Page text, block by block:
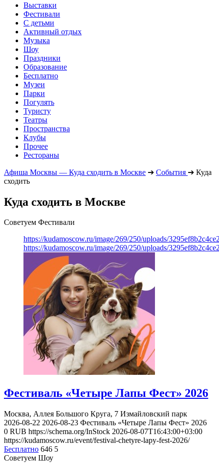
Выставки
Фестивали
С детьми
Активный отдых
Музыка
Шоу
Праздники
Образование
Бесплатно
Музеи
Парки
Погулять
Туристу
Театры
Пространства
Клубы
Прочее
Рестораны
Афиша Москвы — Куда сходить в Москве ➔ События ➔ Куда
сходить
Куда сходить в Москве
Советуем Фестивали
https://kudamoscow.ru/image/269/250/uploads/
https://kudamoscow.ru/image/269/250/uploads/
Фестиваль «Четыре Лапы Фест» 2026
Москва, Аллея Большого Круга, 7 Измайловский парк
2026-08-22 2026-08-23 Фестиваль «Четыре Лапы Фест» 2026
0 RUB https://schema.org/InStock 2026-08-07T16:43:00+03:00
https://kudamoscow.ru/event/festival-chetyre-lapy-fest-2026/
Бесплатно 646 5
Советуем Шоу